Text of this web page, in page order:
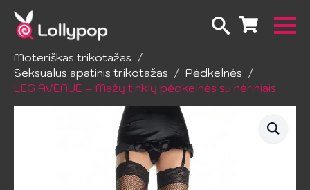
Pradžia
Apatinis trikotažas
Moteriškas trikotažas
Seksualus apatinis trikotažas
Pėdkelnės
LEG AVENUE – Mažų tinklų pėdkelnės su nėriniais